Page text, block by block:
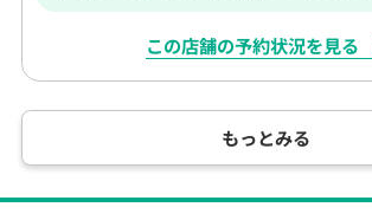
この店舗の予約状況を見る
もっとみる